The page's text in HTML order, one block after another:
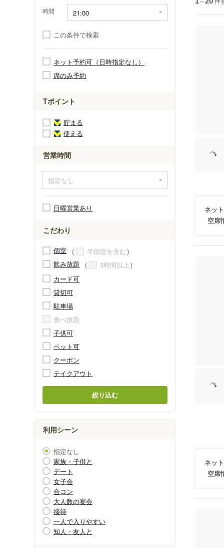
時間
この条件で検索
ネット予約可（日時指定なし）
席のみ予約
Tポイント
貯まる
使える
営業時間
日曜営業あり
こだわり
個室
半個室を含む
飲み放題
3時間以上
カード可
貸切可
駐車場
食べ放題
子供可
ペット可
クーポン
テイクアウト
絞り込む
利用シーン
指定なし
家族・子供と
デート
女子会
合コン
大人数の宴会
接待
一人で入りやすい
知人・友人と
ネッ
空席
ネッ
空席